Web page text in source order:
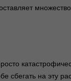
сбегать на эту